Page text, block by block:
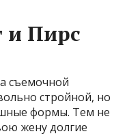
Пирс
съемочной
стройной, но
формы. Тем не
жену долгие